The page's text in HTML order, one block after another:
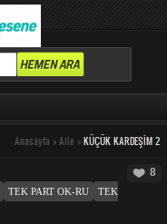
Anasayfa > Aile > KÜÇÜK KARDEŞIM 2
8
TEK PART OK-RU TEK